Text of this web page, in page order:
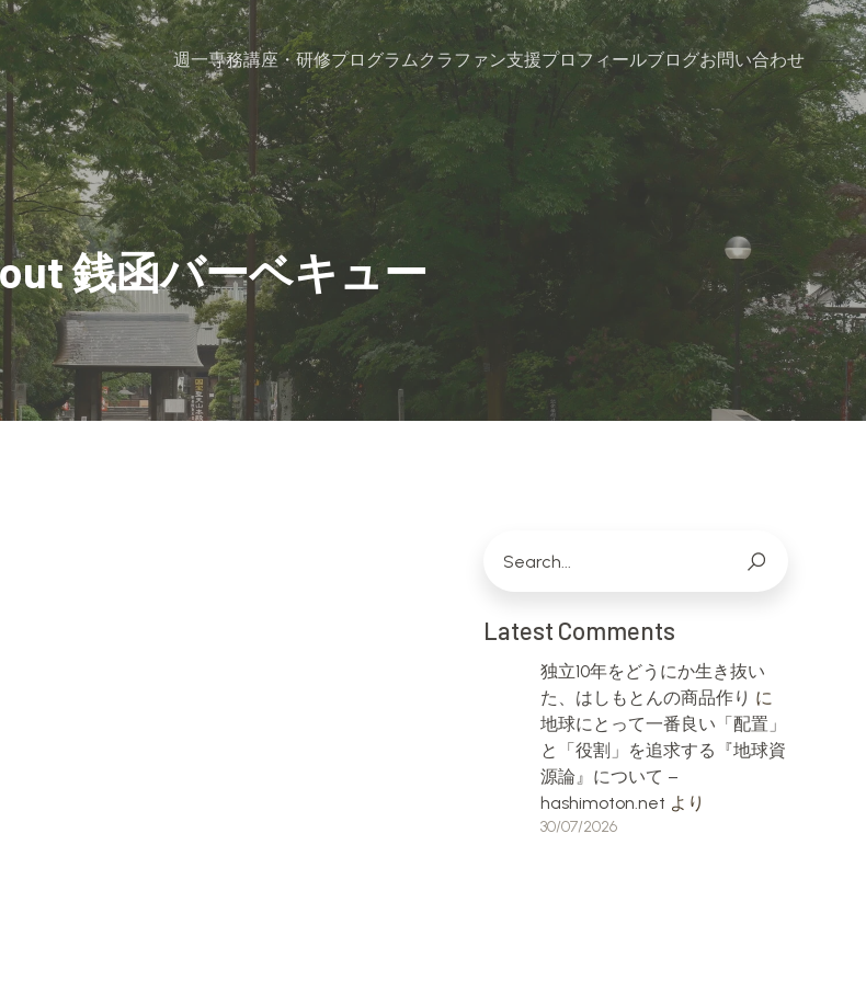
週一専務講座・研修プログラムクラファン支援プロフィールブログお問い合わせ
銭函バーベキュー
Latest Comments
独立10年をどうにか生き抜い
た、はしもとんの商品作り に
地球にとって一番良い「配置」
と「役割」を追求する『地球資
源論』について –
hashimoton.net より
30/07/2026